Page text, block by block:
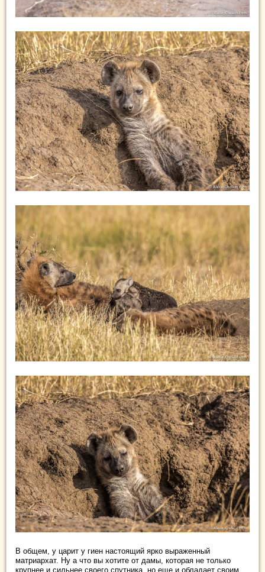
В общем, у царит у гиен настоящий ярко выраженный
матриархат. Ну а что вы хотите от дамы, которая не только
крупнее и сильнее своего спутника, но еще и обладает своим